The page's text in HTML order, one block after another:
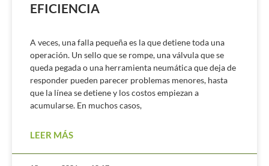
EFICIENCIA
A veces, una falla pequeña es la que detiene toda una
operación. Un sello que se rompe, una válvula que se
queda pegada o una herramienta neumática que deja de
responder pueden parecer problemas menores, hasta
que la línea se detiene y los costos empiezan a
acumularse. En muchos casos,
LEER MÁS